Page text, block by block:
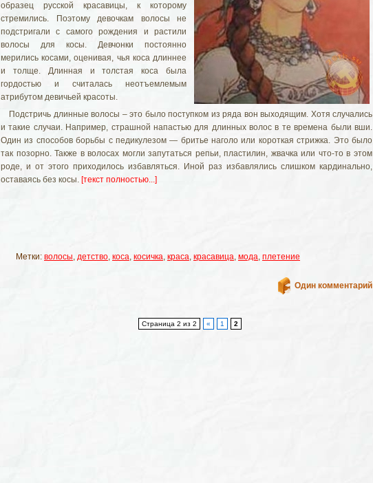
образец русской красавицы, к которому
стремились. Поэтому девочкам волосы не
подстригали с самого рождения и растили
волосы для косы. Девчонки постоянно
мерились косами, оценивая, чья коса длиннее
и толще. Длинная и толстая коса была
гордостью и считалась неотъемлемым
атрибутом девичьей красоты.
Подстричь длинные волосы – это было поступком из ряда вон выходящим. Хотя случались
и такие случаи. Например, страшной напастью для длинных волос в те времена были вши.
Один из способов борьбы с педикулезом — бритье наголо или короткая стрижка. Это было
так позорно. Также в волосах могли запутаться репьи, пластилин, жвачка или что-то в этом
роде, и от этого приходилось избавляться. Иной раз избавлялись слишком кардинально,
оставаясь без косы. [текст полностью...]
Метки: волосы, детство, коса, косичка, краса, красавица, мода, плетение
Один комментарий
Страница 2 из 2 « 1 2